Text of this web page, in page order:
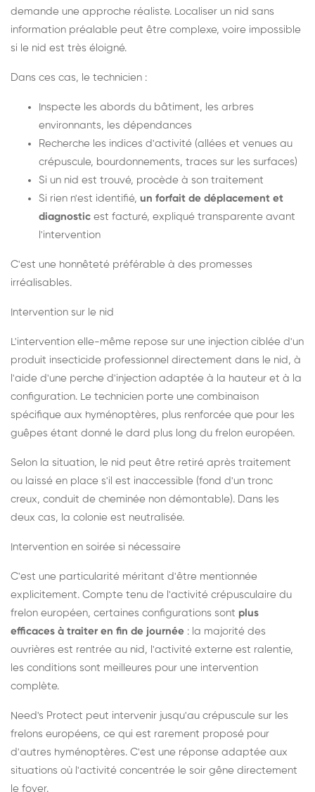
demande une approche réaliste. Localiser un nid sans
information préalable peut être complexe, voire impossible
si le nid est très éloigné.
Dans ces cas, le technicien :
Inspecte les abords du bâtiment, les arbres
environnants, les dépendances
Recherche les indices d'activité (allées et venues au
crépuscule, bourdonnements, traces sur les surfaces)
Si un nid est trouvé, procède à son traitement
Si rien n'est identifié, un forfait de déplacement et
diagnostic est facturé, expliqué transparente avant
l'intervention
C'est une honnêteté préférable à des promesses
irréalisables.
Intervention sur le nid
L'intervention elle-même repose sur une injection ciblée d'un
produit insecticide professionnel directement dans le nid, à
l'aide d'une perche d'injection adaptée à la hauteur et à la
configuration. Le technicien porte une combinaison
spécifique aux hyménoptères, plus renforcée que pour les
guêpes étant donné le dard plus long du frelon européen.
Selon la situation, le nid peut être retiré après traitement
ou laissé en place s'il est inaccessible (fond d'un tronc
creux, conduit de cheminée non démontable). Dans les
deux cas, la colonie est neutralisée.
Intervention en soirée si nécessaire
C'est une particularité méritant d'être mentionnée
explicitement. Compte tenu de l'activité crépusculaire du
frelon européen, certaines configurations sont plus
efficaces à traiter en fin de journée : la majorité des
ouvrières est rentrée au nid, l'activité externe est ralentie,
les conditions sont meilleures pour une intervention
complète.
Need's Protect peut intervenir jusqu'au crépuscule sur les
frelons européens, ce qui est rarement proposé pour
d'autres hyménoptères. C'est une réponse adaptée aux
situations où l'activité concentrée le soir gêne directement
le foyer.